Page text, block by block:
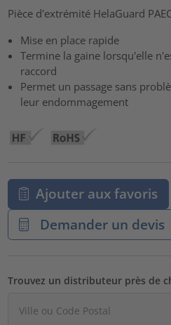
Pièce d'extrémité HelaGuard
Mise en place rapide
Termine la gaine lorsqu'elle
raccord
Permet un passage sans
leur endommagement
Ajouter aux favoris
Demander un devis
Trouvez un distributeur près de